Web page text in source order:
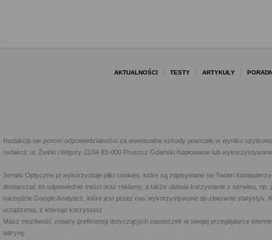
AKTUALNOŚCI TESTY ARTYKUŁY
Redakcja nie ponosi odpowiedzialności za ewentualne szkody powstałe w wyniku
redakcji: ul. Żwirki i Wigury 11/34 83-000 Pruszcz Gdański Kopiowanie lub
Serwis Optyczne.pl wykorzystuje pliki cookies, które są zapisywane na Twoim
dostarczać im odpowiednie treści oraz reklamy, a także ułatwia korzystanie z serwisu,
narzędzie Google Analytics, które jest przez nas wykorzystywane do zbierania statystyk.
urządzenia, z którego korzystasz.
Masz możliwość zmiany preferencji dotyczących ciasteczek w swojej przeglądarce
witrynę.